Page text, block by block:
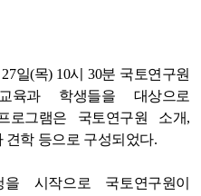
일(목) 10시 30분 국토연구원
육과 학생들을 대상으로
로그램은 국토연구원 소개,
견학 등으로 구성되었다.
시작으로 국토연구원이